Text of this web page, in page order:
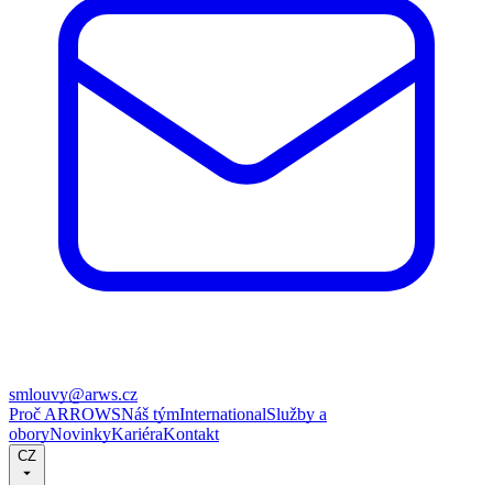
smlouvy@arws.cz
Proč ARROWSNáš týmInternationalSlužby a
oboryNovinkyKariéraKontakt
CZ